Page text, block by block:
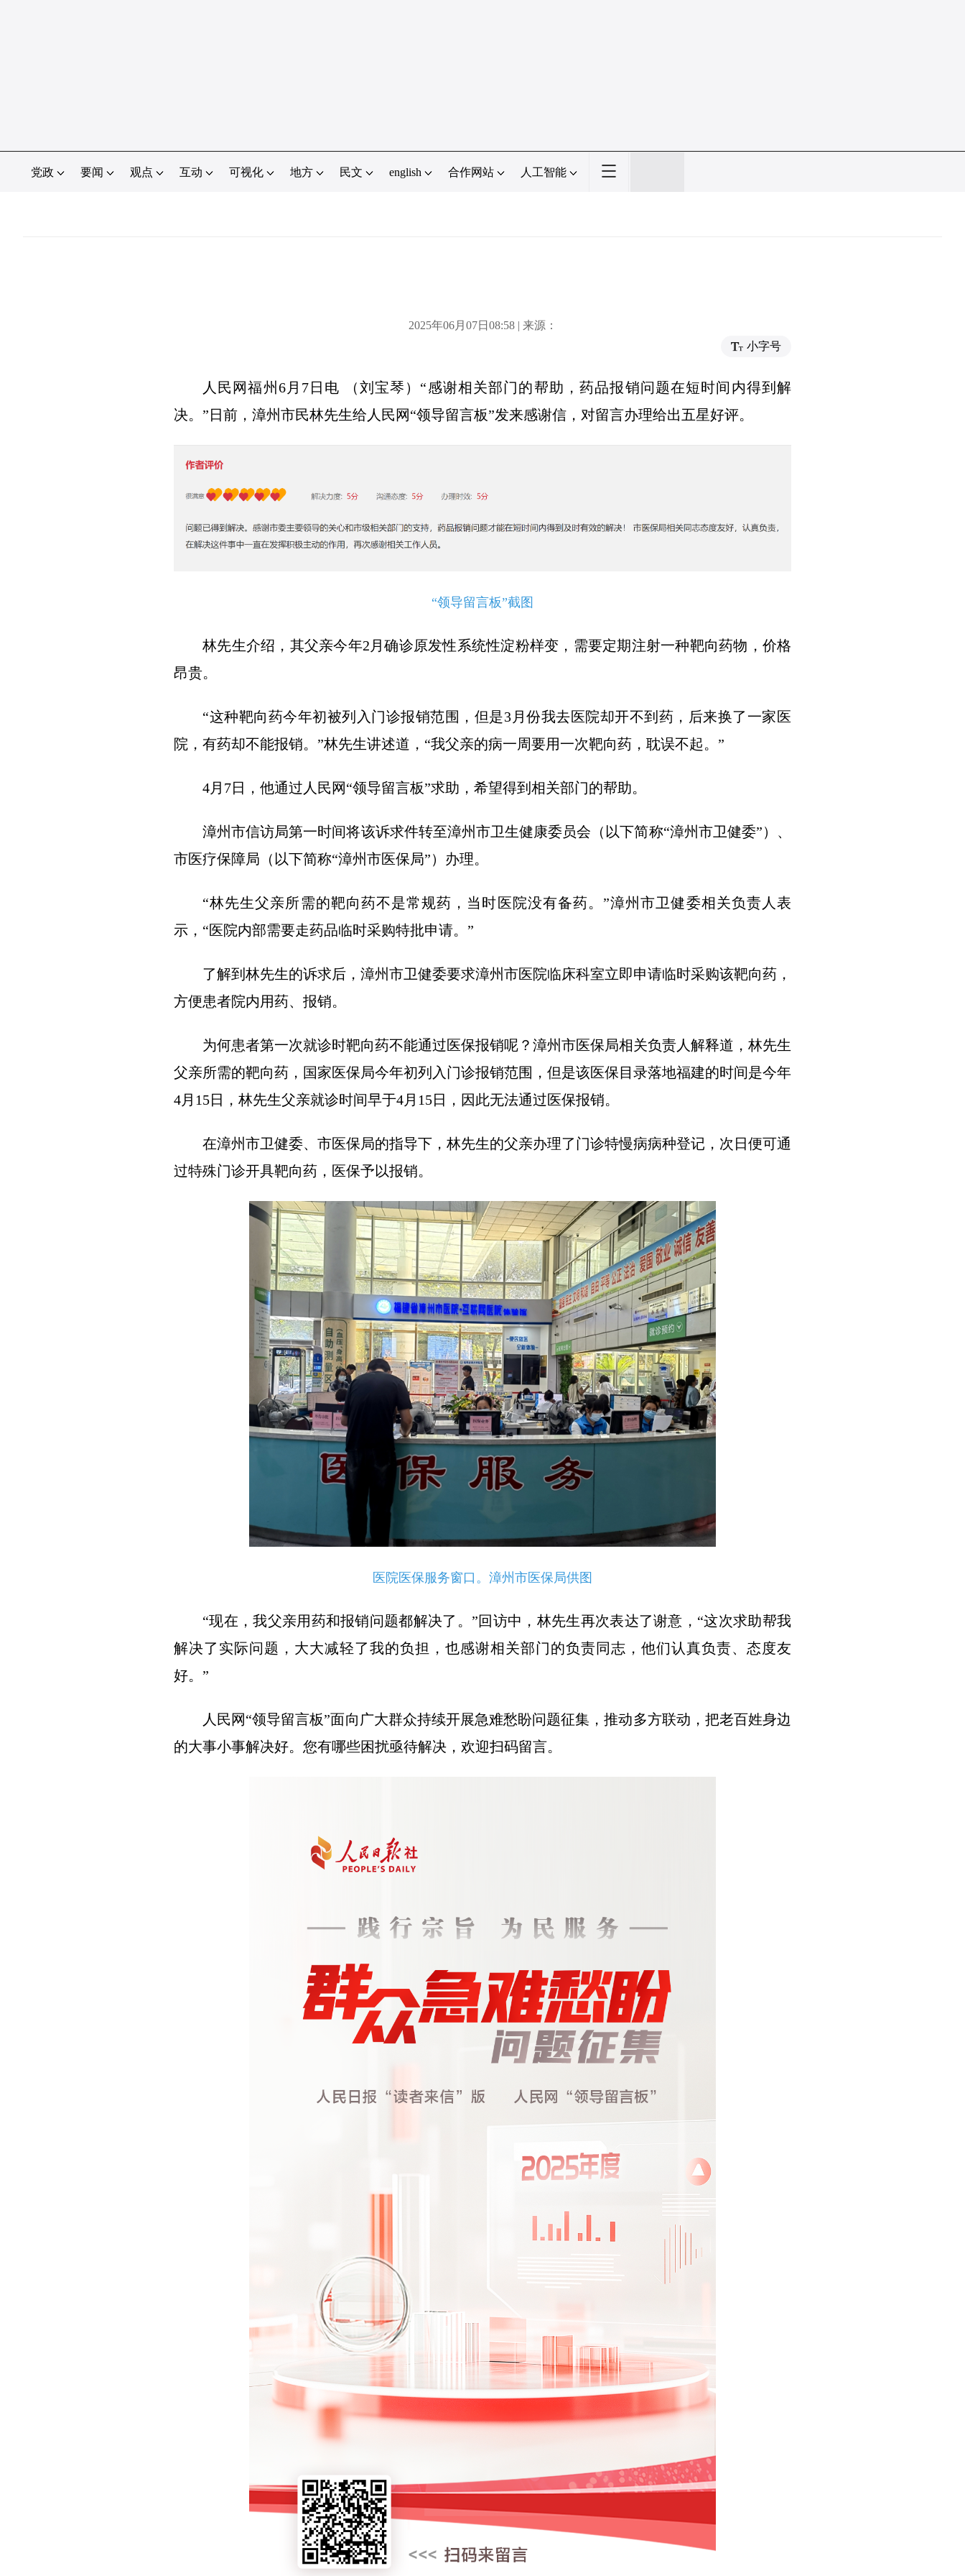
党政 要闻 观点 互动 可视化 地方 民文 english 合作网站 人工智能
2025年06月07日08:58 | 来源：
小字号
人民网福州6月7日电 （刘宝琴）“感谢相关部门的帮助，药品报销问题在短时间内得到解
决。”日前，漳州市民林先生给人民网“领导留言板”发来感谢信，对留言办理给出五星好评。
“领导留言板”截图
林先生介绍，其父亲今年2月确诊原发性系统性淀粉样变，需要定期注射一种靶向药物，价格
昂贵。
“这种靶向药今年初被列入门诊报销范围，但是3月份我去医院却开不到药，后来换了一家医
院，有药却不能报销。”林先生讲述道，“我父亲的病一周要用一次靶向药，耽误不起。”
4月7日，他通过人民网“领导留言板”求助，希望得到相关部门的帮助。
漳州市信访局第一时间将该诉求件转至漳州市卫生健康委员会（以下简称“漳州市卫健委”）、
市医疗保障局（以下简称“漳州市医保局”）办理。
“林先生父亲所需的靶向药不是常规药，当时医院没有备药。”漳州市卫健委相关负责人表
示，“医院内部需要走药品临时采购特批申请。”
了解到林先生的诉求后，漳州市卫健委要求漳州市医院临床科室立即申请临时采购该靶向药，
方便患者院内用药、报销。
为何患者第一次就诊时靶向药不能通过医保报销呢？漳州市医保局相关负责人解释道，林先生
父亲所需的靶向药，国家医保局今年初列入门诊报销范围，但是该医保目录落地福建的时间是今年
4月15日，林先生父亲就诊时间早于4月15日，因此无法通过医保报销。
在漳州市卫健委、市医保局的指导下，林先生的父亲办理了门诊特慢病病种登记，次日便可通
过特殊门诊开具靶向药，医保予以报销。
医院医保服务窗口。漳州市医保局供图
“现在，我父亲用药和报销问题都解决了。”回访中，林先生再次表达了谢意，“这次求助帮我
解决了实际问题，大大减轻了我的负担，也感谢相关部门的负责同志，他们认真负责、态度友
好。”
人民网“领导留言板”面向广大群众持续开展急难愁盼问题征集，推动多方联动，把老百姓身边
的大事小事解决好。您有哪些困扰亟待解决，欢迎扫码留言。